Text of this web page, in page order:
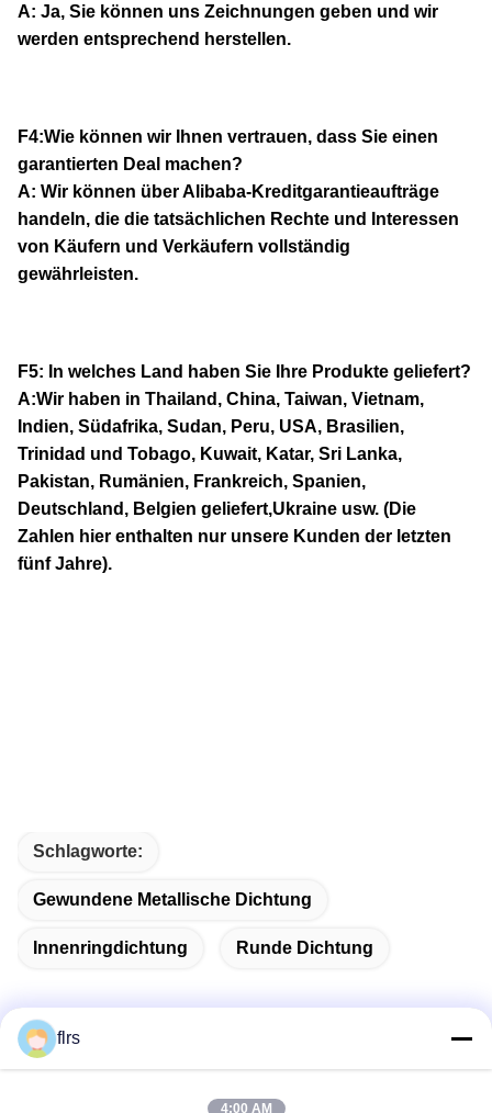
A: Ja, Sie können uns Zeichnungen geben und wir
werden entsprechend herstellen.
F4:Wie können wir Ihnen vertrauen, dass Sie einen
garantierten Deal machen?
A: Wir können über Alibaba-Kreditgarantieaufträge
handeln, die die tatsächlichen Rechte und Interessen
von Käufern und Verkäufern vollständig
gewährleisten.
F5: In welches Land haben Sie Ihre Produkte geliefert?
A:Wir haben in Thailand, China, Taiwan, Vietnam,
Indien, Südafrika, Sudan, Peru, USA, Brasilien,
Trinidad und Tobago, Kuwait, Katar, Sri Lanka,
Pakistan, Rumänien, Frankreich, Spanien,
Deutschland, Belgien geliefert,Ukraine usw. (Die
Zahlen hier enthalten nur unsere Kunden der letzten
fünf Jahre).
Schlagworte:
Gewundene Metallische Dichtung
Innenringdichtung Runde Dichtung
flrs
4:00 AM